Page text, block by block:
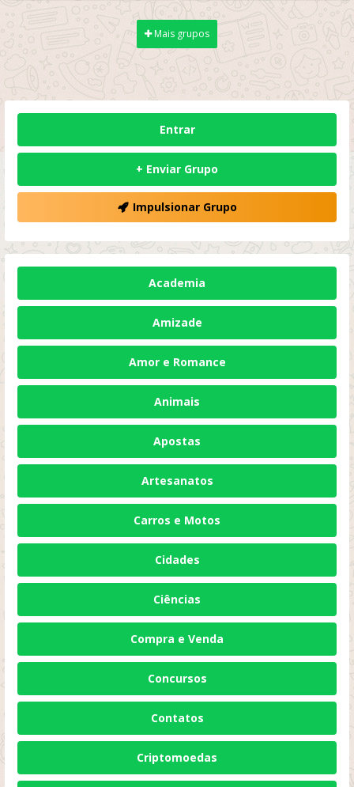
Mais grupos
Entrar
+ Enviar Grupo
Impulsionar Grupo
Academia
Amizade
Amor e Romance
Animais
Apostas
Artesanatos
Carros e Motos
Cidades
Ciências
Compra e Venda
Concursos
Contatos
Criptomoedas